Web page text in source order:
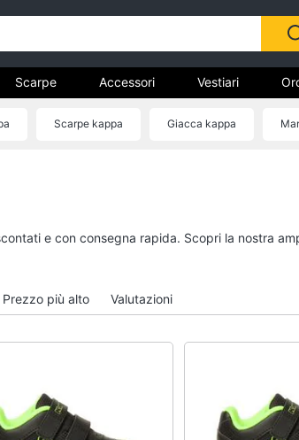
Vedi tutti
Scarpe Accessori Vestiari
Scarpe kappa Giacca kappa
e con consegna rapida. Scopri la nostra
Prezzo più alto Valutazioni